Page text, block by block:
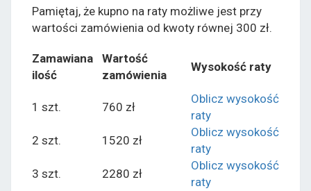
Pamiętaj, że kupno na raty możliwe jest przy
wartości zamówienia od kwoty równej 300 zł.
Zamawiana
ilość
Wartość
zamówienia
Wysokość raty
1 szt. 760 zł
Oblicz wysokość
raty
2 szt.
1520 zł
Oblicz wysokość
raty
3 szt.
2280 zł
Oblicz wysokość
raty